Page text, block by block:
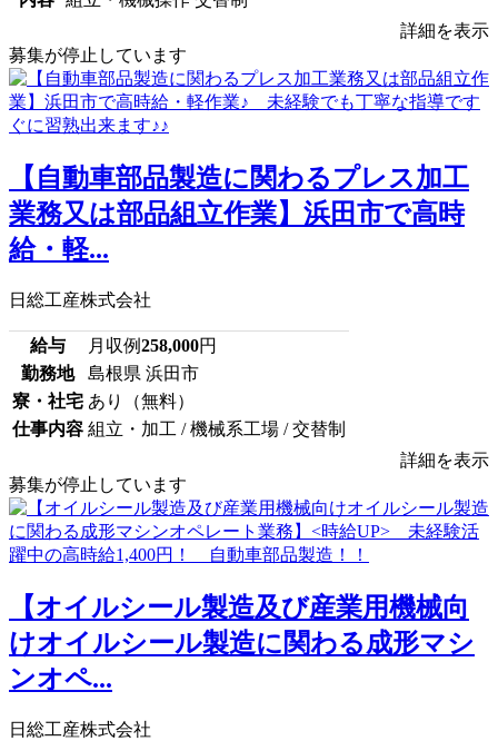
詳細を表示
募集が停止しています
【自動車部品製造に関わるプレス加工
業務又は部品組立作業】浜田市で高時
給・軽...
日総工産株式会社
給与 月収例258,000円
勤務地
島根県 浜田市
寮・社宅 あり（無料）
仕事内容 組立・加工 / 機械系工場 / 交替制
詳細を表示
募集が停止しています
【オイルシール製造及び産業用機械向
けオイルシール製造に関わる成形マシ
ンオペ...
日総工産株式会社